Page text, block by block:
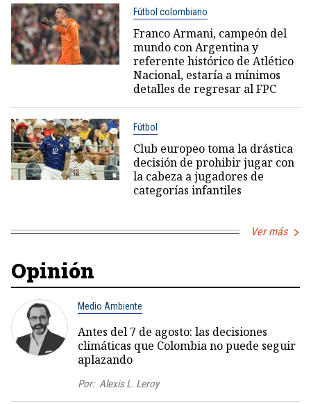
Fútbol colombiano
Franco Armani, campeón del
mundo con Argentina y
referente histórico de Atlético
Nacional, estaría a mínimos
detalles de regresar al FPC
Fútbol
Club europeo toma la drástica
decisión de prohibir jugar con
la cabeza a jugadores de
categorías infantiles
Ver más
Opinión
Medio Ambiente
Antes del 7 de agosto: las decisiones
climáticas que Colombia no puede seguir
aplazando
Por: Alexis L. Leroy